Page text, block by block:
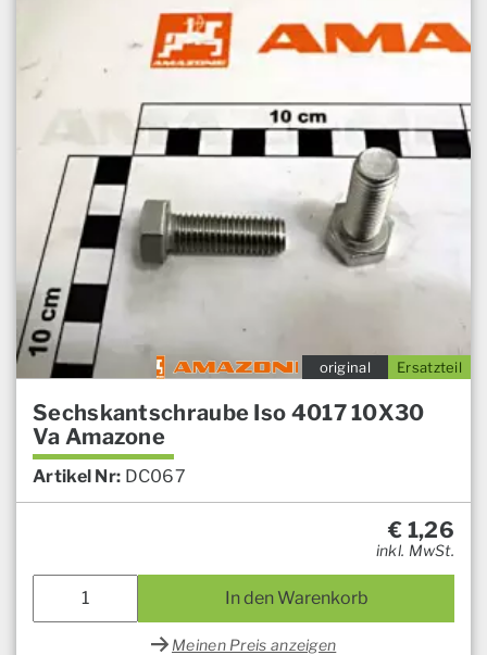
Ersatzteil
original
Sechskantschraube Iso 4017 10X30
Va Amazone
Artikel Nr: DC067
€ 1,26
inkl. MwSt.
In den Warenkorb
Meinen Preis anzeigen